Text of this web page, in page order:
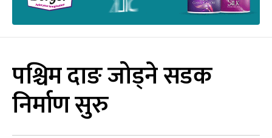
पश्चिम दाङ जोड्ने सडक
निर्माण सुरु